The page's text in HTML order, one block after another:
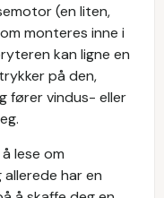
(en liten,
monteres inne i
kan ligne en
på den,
fører vindus- eller
lese om
har en